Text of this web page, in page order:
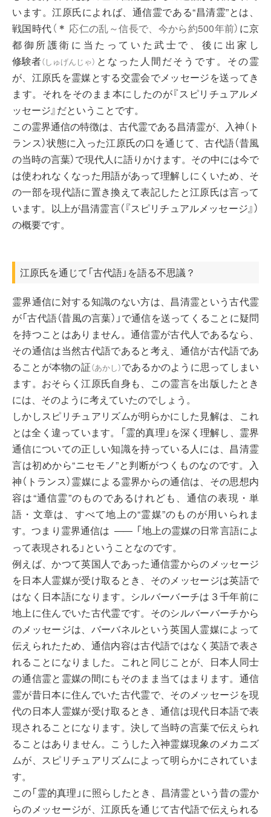
います。江原氏によれば、通信霊である“昌清霊”とは、
戦国時代（ ＊ 応仁の乱～信長で、今から約500年前） に京
都御所護衛に当たっていた武士で、後に出家し
修験者（しゅげんじゃ） となった人間だそうです。その霊
が、江原氏を霊媒とする交霊会でメッセージを送ってき
ます。それをそのまま本にしたのが『スピリチュアルメ
ッセージ』だということです。
この霊界通信の特徴は、古代霊である昌清霊が、入神（ト
ランス）状態に入った江原氏の口を通じて、古代語（昔風
の当時の言葉）で現代人に語りかけます。その中には今で
は使われなくなった用語があって理解しにくいため、そ
の一部を現代語に置き換えて表記したと江原氏は言って
います。以上が昌清霊言（『スピリチュアルメッセージ』）
の概要です。
江原氏を通じて「古代語」を語る不思議？
霊界通信に対する知識のない方は、昌清霊という古代霊
が「古代語（昔風の言葉）」で通信を送ってくることに疑問
を持つことはありません。通信霊が古代人であるなら、
その通信は当然古代語であると考え、通信が古代語であ
ることが本物の証（あかし）であるかのように思ってしまい
ます。おそらく江原氏自身も、この霊言を出版したとき
には、そのように考えていたのでしょう。
しかしスピリチュアリズムが明らかにした見解は、これ
とは全く違っています。「霊的真理」を深く理解し、霊界
通信についての正しい知識を持っている人には、昌清霊
言は初めから“ニセモノ”と判断がつくものなのです。入
神（トランス）霊媒による霊界からの通信は、その思想内
容は“通信霊”のものであるけれども、通信の表現・単
語・文章は、すべて地上の“霊媒”のものが用いられま
す。つまり霊界通信は ――
「地上の霊媒の日常言語によ
って表現される」ということなのです。
例えば、かつて英国人であった通信霊からのメッセージ
を日本人霊媒が受け取るとき、そのメッセージは英語で
はなく日本語になります。シルバーバーチは３千年前に
地上に住んでいた古代霊です。そのシルバーバーチから
のメッセージは、バーバネルという英国人霊媒によって
伝えられたため、通信内容は古代語ではなく英語で表さ
れることになりました。これと同じことが、日本人同士
の通信霊と霊媒の間にもそのまま当てはまります。通信
霊が昔日本に住んでいた古代霊で、そのメッセージを現
代の日本人霊媒が受け取るとき、通信は現代日本語で表
現されることになります。決して当時の言葉で伝えられ
ることはありません。こうした入神霊媒現象のメカニズ
ムが、スピリチュアリズムによって明らかにされていま
す。
この「霊的真理」に照らしたとき、昌清霊という昔の霊か
らのメッセージが、江原氏を通じて古代語で伝えられる